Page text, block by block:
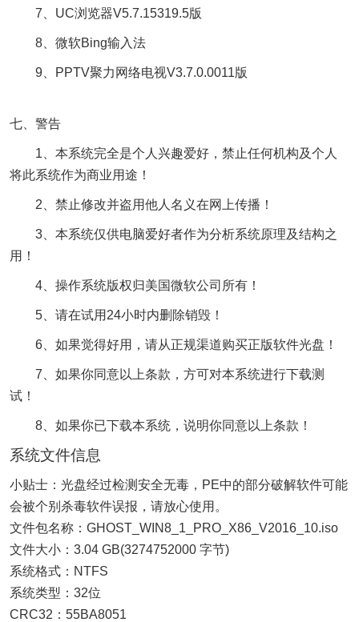
7、UC浏览器V5.7.15319.5版
8、微软Bing输入法
9、PPTV聚力网络电视V3.7.0.0011版
七、警告
1、本系统完全是个人兴趣爱好，禁止任何机构及个人
将此系统作为商业用途！
2、禁止修改并盗用他人名义在网上传播！
3、本系统仅供电脑爱好者作为分析系统原理及结构之
用！
4、操作系统版权归美国微软公司所有！
5、请在试用24小时内删除销毁！
6、如果觉得好用，请从正规渠道购买正版软件光盘！
7、如果你同意以上条款，方可对本系统进行下载测
试！
8、如果你已下载本系统，说明你同意以上条款！
系统文件信息
小贴士：光盘经过检测安全无毒，PE中的部分破解软件可能
会被个别杀毒软件误报，请放心使用。
文件包名称：GHOST_WIN8_1_PRO_X86_V2016_10.iso
文件大小：3.04 GB(3274752000 字节)
系统格式：NTFS
系统类型：32位
CRC32：55BA8051